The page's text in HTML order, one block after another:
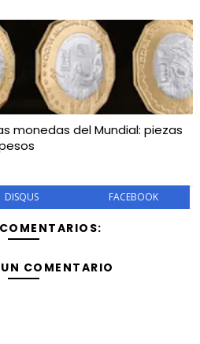
monedas del Mundial: piezas
DISQUS FACEBOOK
COMENTARIO